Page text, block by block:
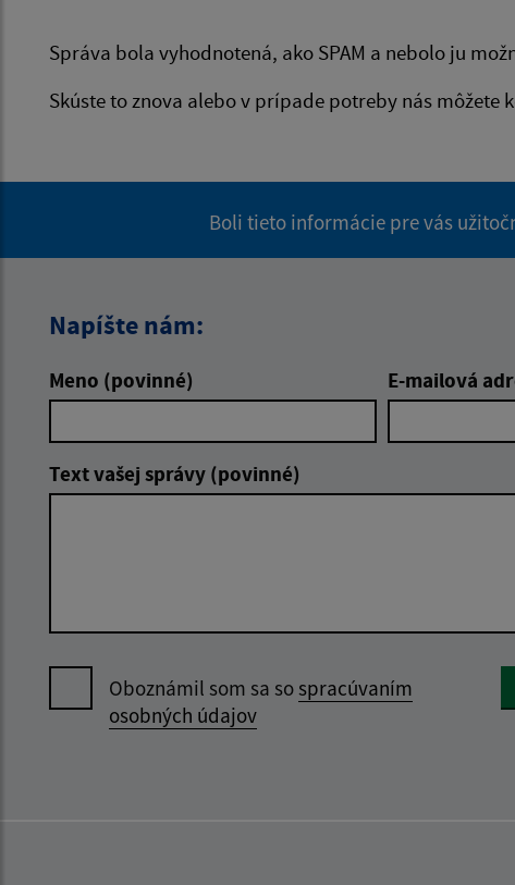
Správa bola vyhodnotená, ako SPAM a nebolo ju
Skúste to znova alebo v prípade potreby nás môžete
Boli tieto informácie pre vás
Napíšte nám:
Meno (povinné) E-mailová
Text vašej správy (povinné)
Oboznámil som sa sospracúvaním
osobných údajov